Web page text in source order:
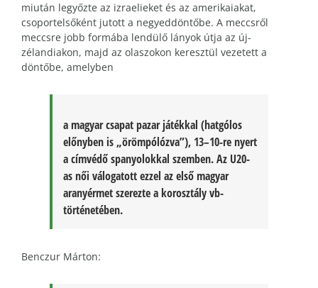
miután legyőzte az izraelieket és az amerikaiakat,
csoportelsőként jutott a negyeddöntőbe. A meccsről
meccsre jobb formába lendülő lányok útja az új-
zélandiakon, majd az olaszokon keresztül vezetett a
döntőbe, amelyben
a magyar csapat pazar játékkal (hatgólos
előnyben is „örömpólózva”), 13–10-re nyert
a címvédő spanyolokkal szemben. Az U20-
as női válogatott ezzel az első magyar
aranyérmet szerezte a korosztály vb-
történetében.
Benczur Márton: